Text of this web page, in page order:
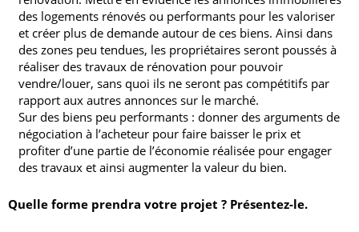
des logements rénovés ou performants pour les valoriser
et créer plus de demande autour de ces biens. Ainsi dans
des zones peu tendues, les propriétaires seront poussés à
réaliser des travaux de rénovation pour pouvoir
vendre/louer, sans quoi ils ne seront pas compétitifs par
rapport aux autres annonces sur le marché.
Sur des biens peu performants : donner des arguments de
négociation à l’acheteur pour faire baisser le prix et
profiter d’une partie de l’économie réalisée pour engager
des travaux et ainsi augmenter la valeur du bien.
Quelle forme prendra votre projet ? Présentez-le.